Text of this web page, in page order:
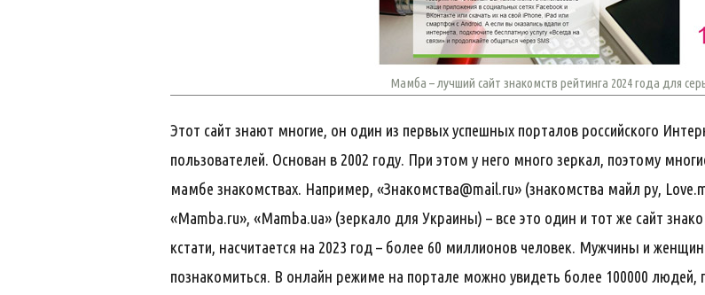
Мамба – лучший сайт знакомств рейтинга 2024 года для
Этот сайт знают многие, он один из первых успешных порталов российского
пользователей. Основан в 2002 году. При этом у него много зеркал, поэтому
мамбе знакомствах. Например, «Знакомства@mail.ru» (знакомства майл ру,
«Mamba.ru», «Mamba.ua» (зеркало для Украины) – все это один и тот же сайт
кстати, насчитается на 2023 год – более 60 миллионов человек. Мужчины и
познакомиться. В онлайн режиме на портале можно увидеть более 100000